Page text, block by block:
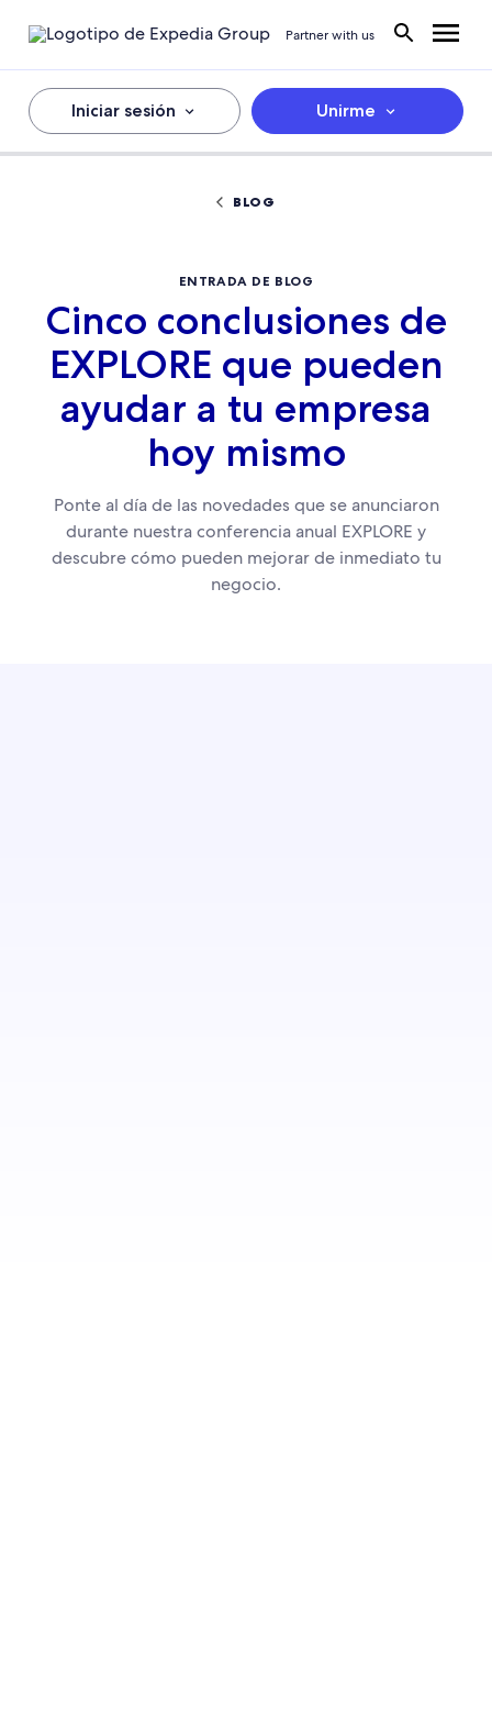
Partner with us
Iniciar sesión Unirme
BLOG
ENTRADA DE BLOG
Cinco conclusiones de
EXPLORE que pueden
ayudar a tu empresa
hoy mismo
Ponte al día de las novedades que se anunciaron
durante nuestra conferencia anual EXPLORE y
descubre cómo pueden mejorar de inmediato tu
negocio.